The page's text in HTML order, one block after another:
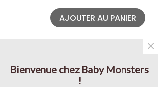
AJOUTER AU PANIER
Bienvenue chez Baby Monsters
!
×